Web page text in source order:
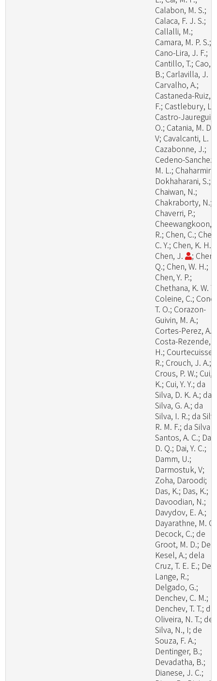
Calabon, M. S.;
Calaca, F. J. S.;
Callalli, M.;
Camara, M. P. S.;
Cano-Lira, J. F.;
Cantillo, T.; Cao,
B.; Carlavilla, J.
Carvalho, A.;
Castaneda-Ruiz,
F.; Castlebury, L.;
Castro-Jauregui,
O.; Catania, M. D.,
V; Cavalcanti, L.
Cazabonne, J.;
Cedeno-Sanchez,
M. L.; Chaharmiri-
Dokhaharani, S.;
Chaiwan, N.;
Chakraborty, N.;
Chaverri, P.;
Cheewangkoon,
R.; Chen, C.;
C. Y.; Chen, K. H.;
Chen, J.
; Chen,
Q.; Chen, W. H.;
Chen, Y. P.;
Chethana, K. W.
Coleine, C.;
T. O.; Corazon-
Guivin, M. A.;
Cortes-Perez, A.;
Costa-Rezende,
H.; Courtecuisse,
R.; Crouch, J. A.;
Crous, P. W.; Cui,
K.; Cui, Y. Y.; da
Silva, D. K. A.; da
Silva, G. A.; da
Silva, I. R.; da
R. M. F.; da Silva
Santos, A. C.; Dai,
D. Q.; Dai, Y. C.;
Damm, U.;
Darmostuk, V;
Zoha, Daroodi;
Das, K.; Das, K.;
Davoodian, N.;
Davydov, E. A.;
Dayarathne, M.
Decock, C.; de
Groot, M. D.; De
Kesel, A.; dela
Cruz, T. E. E.; De
Lange, R.;
Delgado, G.;
Denchev, C. M.;
Denchev, T. T.; de
Oliveira, N. T.; de
Silva, N., I; de
Souza, F. A.;
Dentinger, B.;
Devadatha, B.;
Dianese, J. C.;